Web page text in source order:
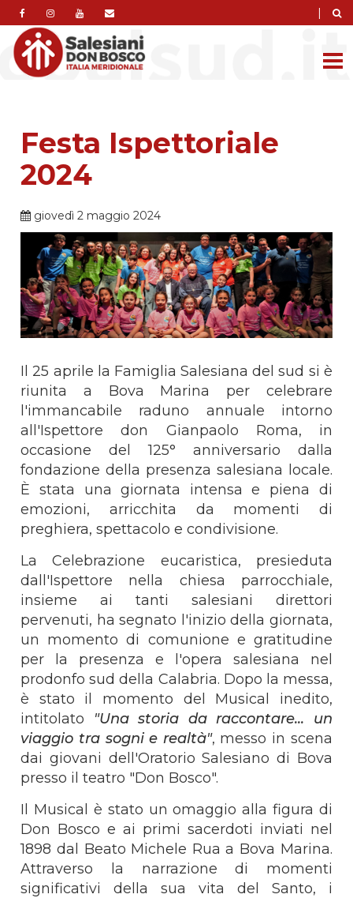
|
Festa Ispettoriale
2024
giovedì 2 maggio 2024
Il 25 aprile la Famiglia Salesiana del sud si è
riunita a Bova Marina per celebrare
l'immancabile raduno annuale intorno
all'Ispettore don Gianpaolo Roma, in
occasione del 125° anniversario dalla
fondazione della presenza salesiana locale.
È stata una giornata intensa e piena di
emozioni, arricchita da momenti di
preghiera, spettacolo e condivisione.
La Celebrazione eucaristica, presieduta
dall'Ispettore nella chiesa parrocchiale,
insieme ai tanti salesiani direttori
pervenuti, ha segnato l'inizio della giornata,
un momento di comunione e gratitudine
per la presenza e l'opera salesiana nel
prodonfo sud della Calabria. Dopo la messa,
è stato il momento del Musical inedito,
intitolato
"Una storia da raccontare... un
viaggio tra sogni e realtà", messo in scena
dai giovani dell'Oratorio Salesiano di Bova
presso il teatro "Don Bosco".
Il Musical è stato un omaggio alla figura di
Don Bosco e ai primi sacerdoti inviati nel
1898 dal Beato Michele Rua a Bova Marina.
Attraverso la narrazione di momenti
significativi della sua vita del Santo, i